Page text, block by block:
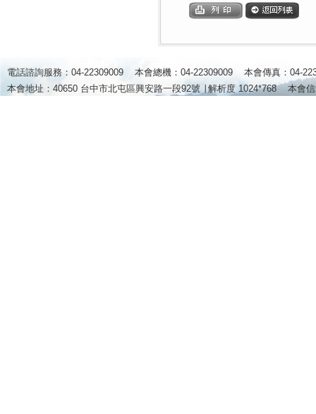
電話諮詢服務：04-22309009 本會總機：04-22309009 本會傳真：04-
本會地址：40650 台中市北屯區興安路一段92號 ∣解析度 1024*768本會信